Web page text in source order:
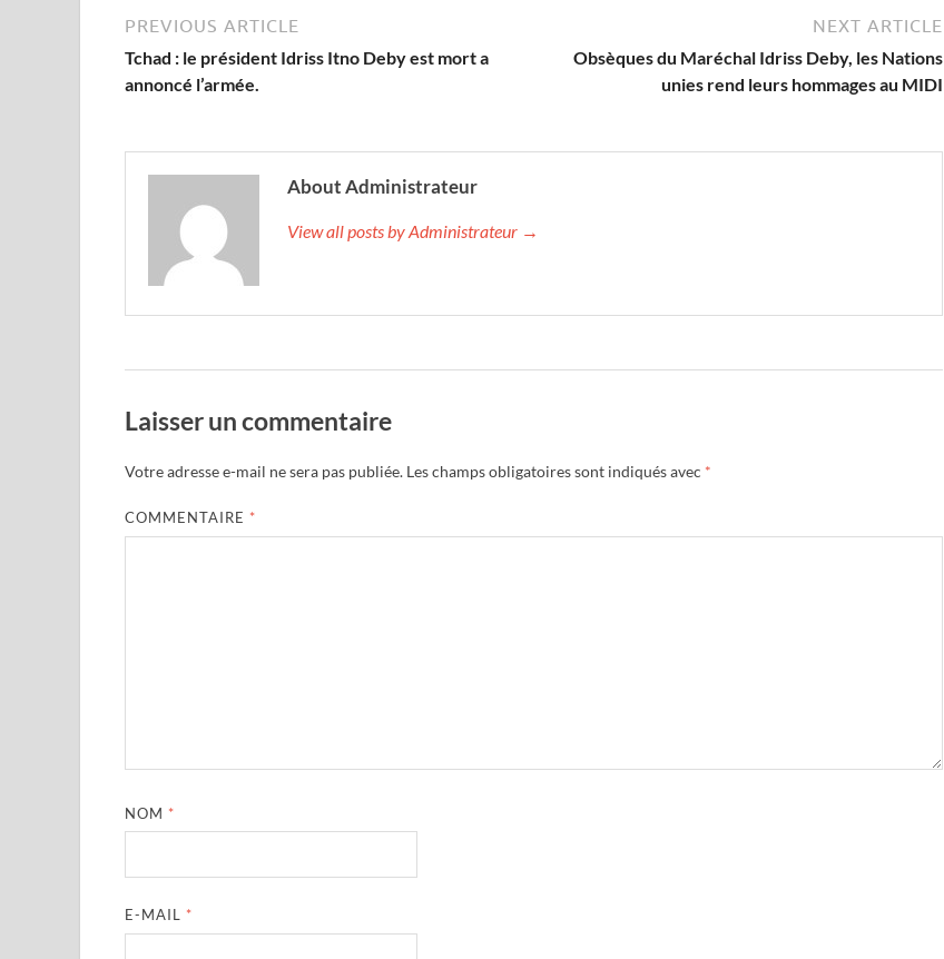
PREVIOUS ARTICLE
Tchad : le président Idriss Itno Deby est mort a
annoncé l’armée.
NEXT ARTICLE
Obsèques du Maréchal Idriss Deby, les Nations
unies rend leurs hommages au MIDI
About Administrateur
View all posts by Administrateur →
Laisser un commentaire
Votre adresse e-mail ne sera pas publiée. Les champs obligatoires sont indiqués avec *
COMMENTAIRE *
NOM *
E-MAIL *